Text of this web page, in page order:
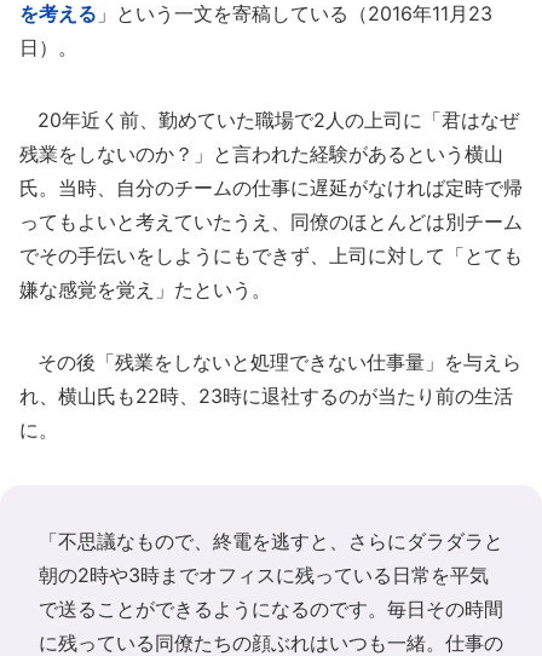
を考える 」という一文を寄稿している（2016年11月23
日）。
20年近く前、勤めていた職場で2人の上司に「君はなぜ
残業をしないのか？」と言われた経験があるという横山
氏。当時、自分のチームの仕事に遅延がなければ定時で帰
ってもよいと考えていたうえ、同僚のほとんどは別チーム
でその手伝いをしようにもできず、上司に対して「とても
嫌な感覚を覚え」たという。
その後「残業をしないと処理できない仕事量」を与えら
れ、横山氏も22時、23時に退社するのが当たり前の生活
に。
「不思議なもので、終電を逃すと、さらにダラダラと
朝の2時や3時までオフィスに残っている日常を平気
で送ることができるようになるのです。毎日その時間
に残っている同僚たちの顔ぶれはいつも一緒。仕事の